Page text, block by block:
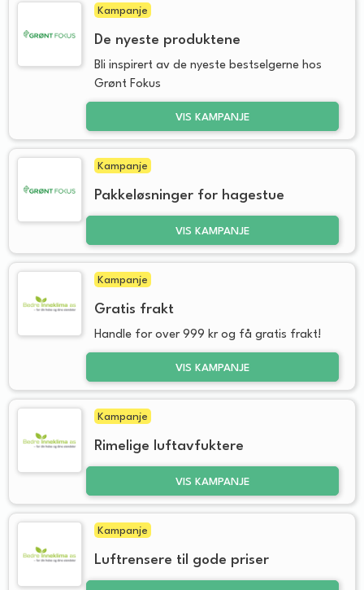
Kampanje
De nyeste produktene
Bli inspirert av de nyeste bestselgerne hos
Grønt Fokus
VIS KAMPANJE
Kampanje
Pakkeløsninger for hagestue
VIS KAMPANJE
Kampanje
Gratis frakt
Handle for over 999 kr og få gratis frakt!
VIS KAMPANJE
Kampanje
Rimelige luftavfuktere
VIS KAMPANJE
Kampanje
Luftrensere til gode priser